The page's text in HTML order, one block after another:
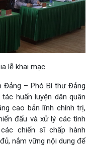
lễ khai mạc
Đảng – Phó Bí thư Đảng
huấn luyện dân quân
cao bản lĩnh chính trị,
đấu và xử lý các tình
chiến sĩ chấp hành
nắm vững nội dung để